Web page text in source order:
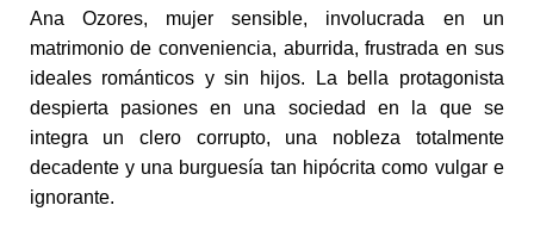
Ana Ozores, mujer sensible, involucrada en un
matrimonio de conveniencia, aburrida, frustrada en sus
ideales románticos y sin hijos. La bella protagonista
despierta pasiones en una sociedad en la que se
integra un clero corrupto, una nobleza totalmente
decadente y una burguesía tan hipócrita como vulgar e
ignorante.